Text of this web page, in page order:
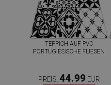
TEPPICH AUF PVC
PORTUGIESISCHE FLIESEN
PREIS: 44.99 EUR